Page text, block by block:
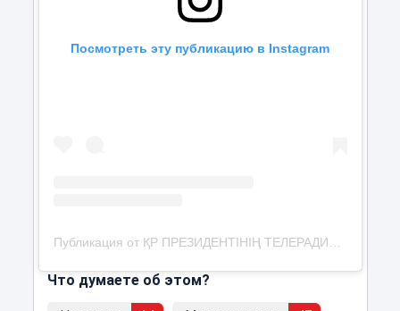
Посмотреть эту публикацию в Instagram
Что думаете об этом?